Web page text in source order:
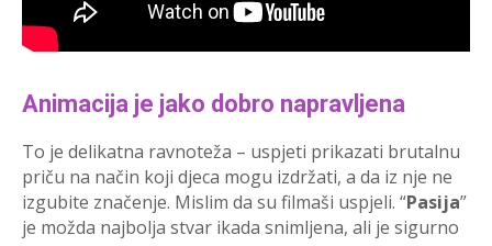
Animacija je jako dobro napravljena
To je delikatna ravnoteža – uspjeti prikazati brutalnu
priču na način koji djeca mogu izdržati, a da iz nje ne
izgubite značenje. Mislim da su filmaši uspjeli. “Pasija”
je možda najbolja stvar ikada snimljena, ali je sigurno